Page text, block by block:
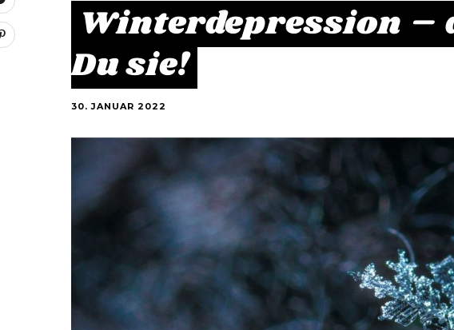
Winterdepression –
Du sie!
30. JANUAR 2022